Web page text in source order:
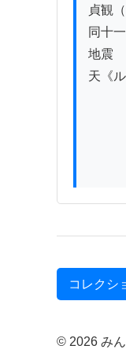
貞観
同十
地震
天《
コレクシ
© 2026 み